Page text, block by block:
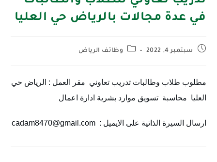
في عدة مجالات بالرياض حي العليا
سبتمبر 4, 2022 وظائف الرياض
مطلوب طلاب وطالبات تدريب تعاوني مقر العمل : الرياض حي
العليا محاسبة تسويق موارد بشرية ادارة اعمال
ارسال السيرة الذاتية على الايميل :  cadam8470@gmail.com